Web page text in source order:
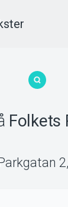
Folkets
2,